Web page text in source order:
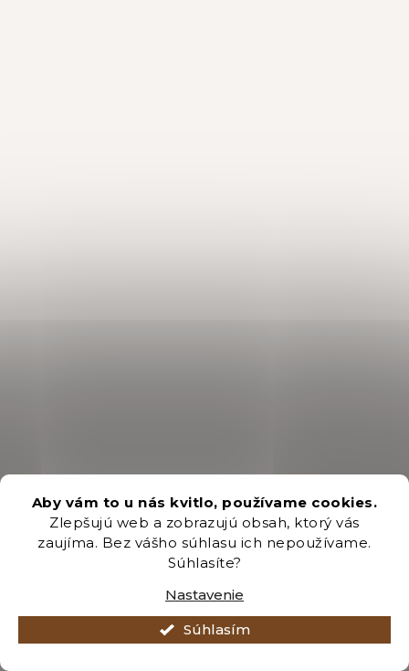
Aby vám to u nás kvitlo, používame cookies.
Zlepšujú web a zobrazujú obsah, ktorý vás
zaujíma. Bez vášho súhlasu ich nepoužívame.
Súhlasíte?
Nastavenie
Súhlasím